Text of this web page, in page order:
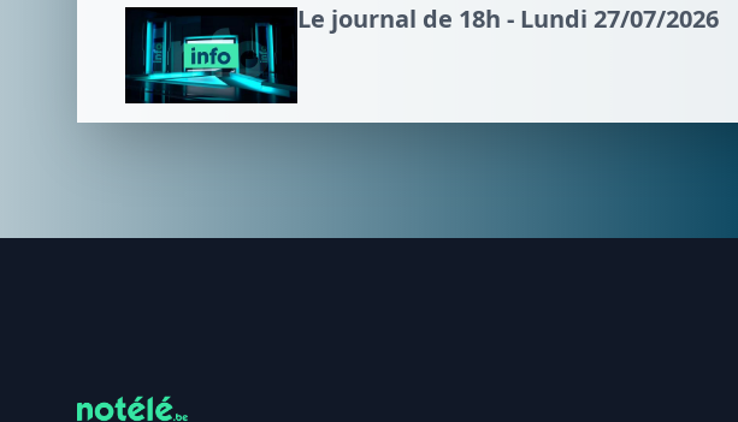
Le journal de 18h - Lundi 27/07/2026